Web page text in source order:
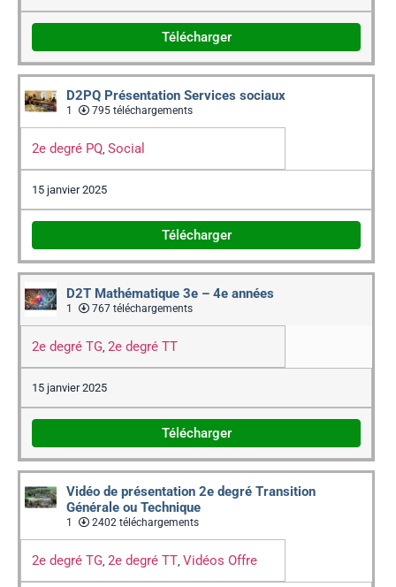
Télécharger
D2PQ Présentation Services sociaux
1 795 téléchargements
2e degré PQ, Social
15 janvier 2025
Télécharger
D2T Mathématique 3e – 4e années
1 767 téléchargements
2e degré TG, 2e degré TT
15 janvier 2025
Télécharger
Vidéo de présentation 2e degré Transition
Générale ou Technique
1 2402 téléchargements
2e degré TG, 2e degré TT, Vidéos Offre